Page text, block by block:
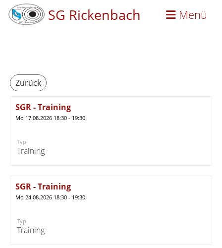
SG Rickenbach Menü
Zurück
SGR - Training
Mo 17.08.2026 18:30 - 19:30
Typ
Training
SGR - Training
Mo 24.08.2026 18:30 - 19:30
Typ
Training